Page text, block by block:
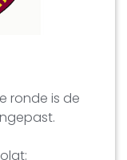
ronde is de